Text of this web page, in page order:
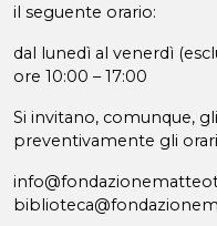
il seguente orario:
dal lunedì al venerdì
ore 10:00 – 17:00
Si invitano, comunque,
preventivamente gli